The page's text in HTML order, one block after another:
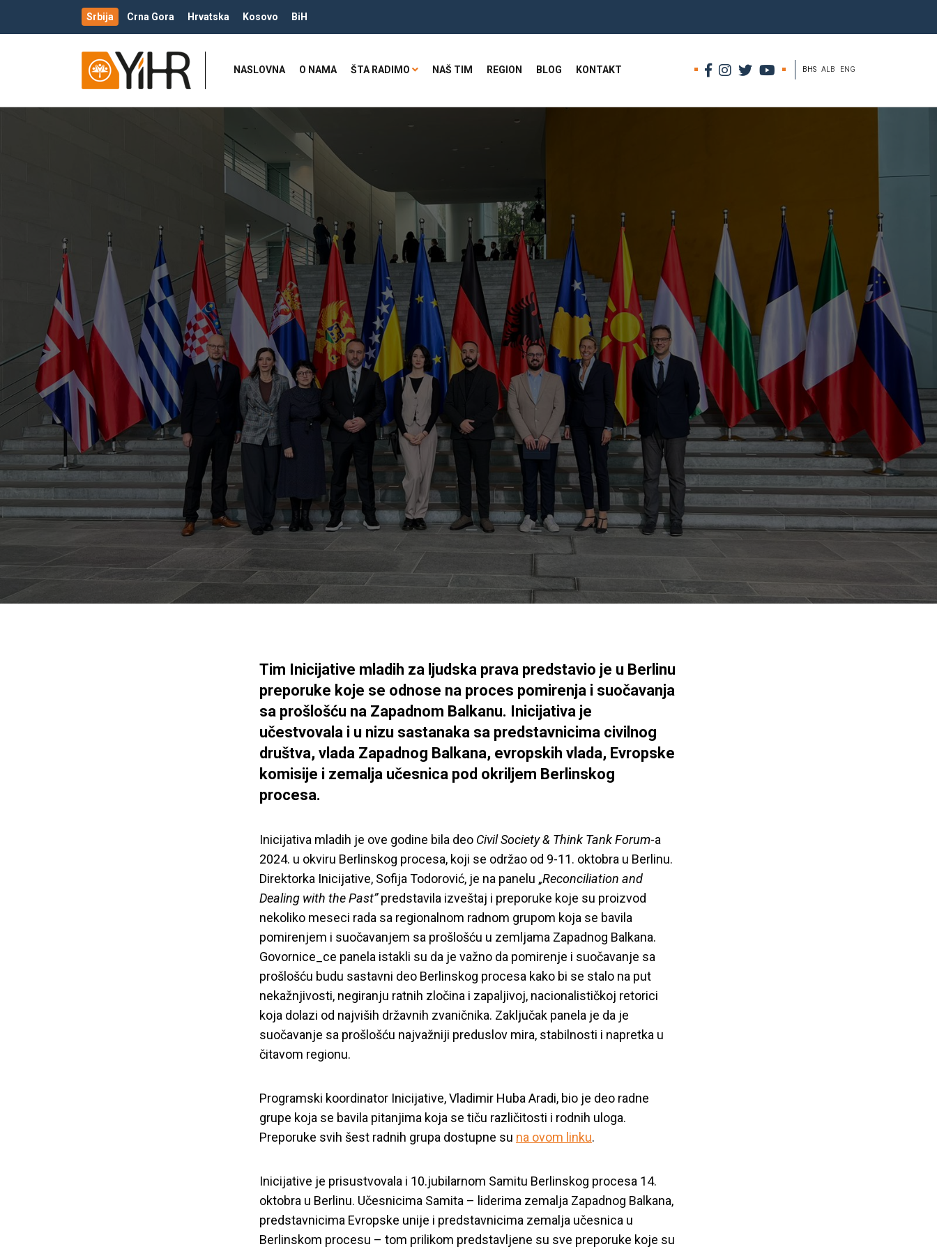
Srbija Crna Gora Hrvatska Kosovo BiH
NASLOVNA O NAMA ŠTA RADIMO NAŠ TIM REGION BLOG KONTAKT BHS ALB ENG
Tim Inicijative mladih za ljudska prava predstavio je u Berlinu
preporuke koje se odnose na proces pomirenja i suočavanja
sa prošlošću na Zapadnom Balkanu. Inicijativa je
učestvovala i u nizu sastanaka sa predstavnicima civilnog
društva, vlada Zapadnog Balkana, evropskih vlada, Evropske
komisije i zemalja učesnica pod okriljem Berlinskog
procesa.
Inicijativa mladih je ove godine bila deo Civil Society & Think Tank Forum-a
2024. u okviru Berlinskog procesa, koji se održao od 9-11. oktobra u Berlinu.
Direktorka Inicijative, Sofija Todorović, je na panelu ,,Reconciliation and
Dealing with the Past”predstavila izveštaj i preporuke koje su proizvod
nekoliko meseci rada sa regionalnom radnom grupom koja se bavila
pomirenjem i suočavanjem sa prošlošću u zemljama Zapadnog Balkana.
Govornice_ce panela istakli su da je važno da pomirenje i suočavanje sa
prošlošću budu sastavni deo Berlinskog procesa kako bi se stalo na put
nekažnjivosti, negiranju ratnih zločina i zapaljivoj, nacionalističkoj retorici
koja dolazi od najviših državnih zvaničnika. Zaključak panela je da je
suočavanje sa prošlošću najvažniji preduslov mira, stabilnosti i napretka u
čitavom regionu.
Programski koordinator Inicijative, Vladimir Huba Aradi, bio je deo radne
grupe koja se bavila pitanjima koja se tiču različitosti i rodnih uloga.
Preporuke svih šest radnih grupa dostupne su na ovom linku.
Inicijative je prisustvovala i 10.jubilarnom Samitu Berlinskog procesa 14.
oktobra u Berlinu. Učesnicima Samita – liderima zemalja Zapadnog Balkana,
predstavnicima Evropske unije i predstavnicima zemalja učesnica u
Berlinskom procesu – tom prilikom predstavljene su sve preporuke koje su